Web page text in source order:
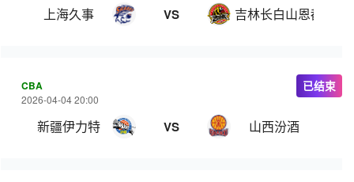
上海久事 VS 吉林长白山恩都里
CBA
2026-04-04 20:00
新疆伊力特 VS 山西汾酒
已结束